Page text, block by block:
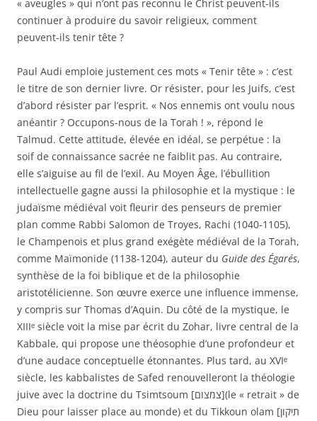
« aveugles » qui n’ont pas reconnu le Christ peuvent-ils
continuer à produire du savoir religieux, comment
peuvent-ils tenir tête ?
Paul Audi emploie justement ces mots « Tenir tête » : c’est
le titre de son dernier livre. Or résister, pour les Juifs, c’est
d’abord résister par l’esprit. « Nos ennemis ont voulu nous
anéantir ? Occupons-nous de la Torah ! », répond le
Talmud. Cette attitude, élevée en idéal, se perpétue : la
soif de connaissance sacrée ne faiblit pas. Au contraire,
elle s’aiguise au fil de l’exil. Au Moyen Âge, l’ébullition
intellectuelle gagne aussi la philosophie et la mystique : le
judaïsme médiéval voit fleurir des penseurs de premier
plan comme Rabbi Salomon de Troyes, Rachi (1040-1105),
le Champenois et plus grand exégète médiéval de la Torah,
comme Maïmonide (1138-1204), auteur du Guide des Égarés,
synthèse de la foi biblique et de la philosophie
aristotélicienne. Son œuvre exerce une influence immense,
y compris sur Thomas d’Aquin. Du côté de la mystique, le
XIIIᵉ siècle voit la mise par écrit du Zohar, livre central de la
Kabbale, qui propose une théosophie d’une profondeur et
d’une audace conceptuelle étonnantes. Plus tard, au XVIᵉ
siècle, les kabbalistes de Safed renouvelleront la théologie
juive avec la doctrine du Tsimtsoum [צמצום](le « retrait » de
Dieu pour laisser place au monde) et du Tikkoun olam [תיקון